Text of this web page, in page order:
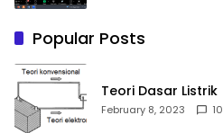
Popular Posts
Teori Dasar Listrik
February 8, 2023 10